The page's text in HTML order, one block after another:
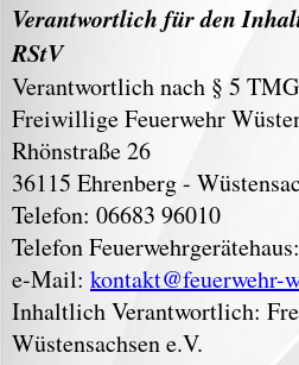
Verantwortlich für den
RStV
Verantwortlich nach § 5
Freiwillige Feuerwehr
Rhönstraße 26
36115 Ehrenberg -
Telefon: 06683 96010
Telefon
e-Mail: kontakt@feuerwehr-
Inhaltlich Verantwortlich:
Wüstensachsen e.V.